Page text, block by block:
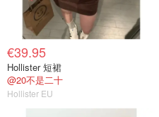
€39.95
Hollister 短裙
@20不是二十
Hollister EU